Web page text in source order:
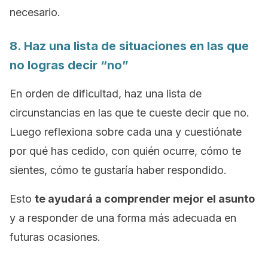
necesario.
8. Haz una lista de situaciones en las que
no logras decir “no”
En orden de dificultad, haz una lista de
circunstancias en las que te cueste decir que no.
Luego reflexiona sobre cada una y cuestiónate
por qué has cedido, con quién ocurre, cómo te
sientes, cómo te gustaría haber respondido.
Esto te ayudará a comprender mejor el asunto
y a responder de una forma más adecuada en
futuras ocasiones.